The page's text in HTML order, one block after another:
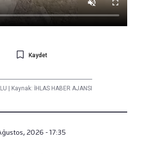
Kaydet
Kaynak: İHLAS HABER AJANSI
2026 - 17:35